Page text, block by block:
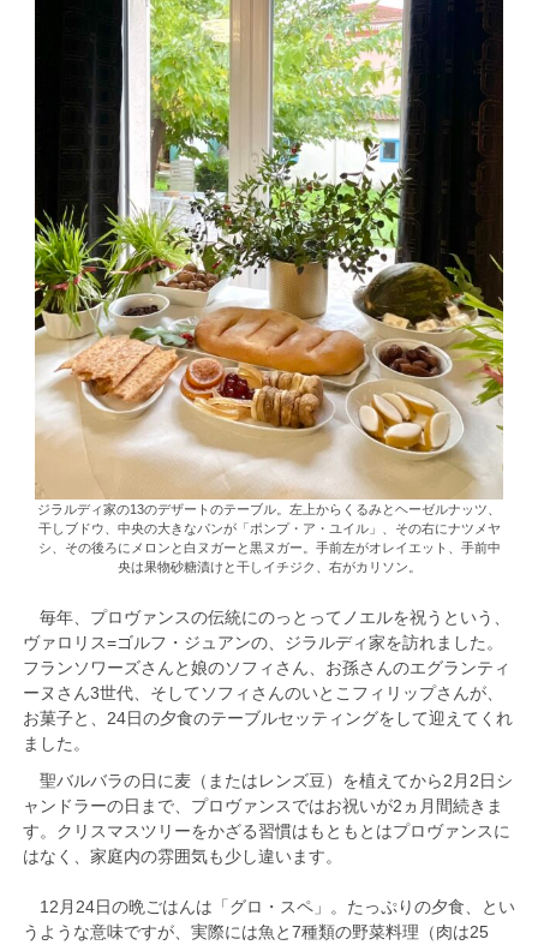
ジラルディ家の13のデザートのテーブル。左上からくるみとヘーゼルナッツ、
干しブドウ、中央の大きなパンが「ポンプ・ア・ユイル」、その右にナツメヤ
シ、その後ろにメロンと白ヌガーと黒ヌガー。手前左がオレイエット、手前中
央は果物砂糖漬けと干しイチジク、右がカリソン。
毎年、プロヴァンスの伝統にのっとってノエルを祝うという、
ヴァロリス=ゴルフ・ジュアンの、ジラルディ家を訪れました。
フランソワーズさんと娘のソフィさん、お孫さんのエグランティ
ーヌさん3世代、そしてソフィさんのいとこフィリップさんが、
お菓子と、24日の夕食のテーブルセッティングをして迎えてくれ
ました。
聖バルバラの日に麦（またはレンズ豆）を植えてから2月2日シ
ャンドラーの日まで、プロヴァンスではお祝いが2ヵ月間続きま
す。クリスマスツリーをかざる習慣はもともとはプロヴァンスに
はなく、家庭内の雰囲気も少し違います。
12月24日の晩ごはんは「グロ・スペ」。たっぷりの夕食、とい
うような意味ですが、実際には魚と7種類の野菜料理（肉は25